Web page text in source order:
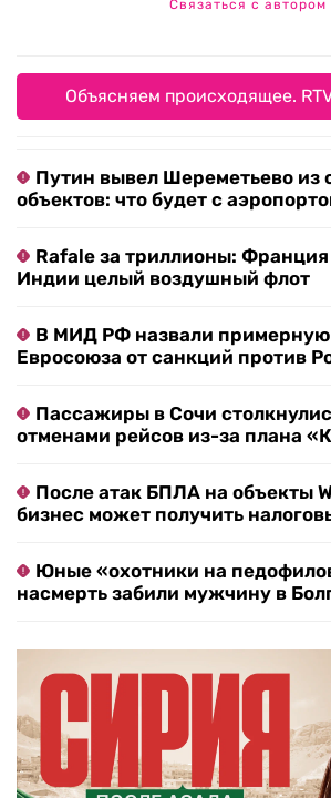
Связаться с автором
Объясняем происходящее.
Путин вывел Шереметьево из
объектов: что будет с
Rafale за триллионы: Франция
Индии целый воздушный флот
В МИД РФ назвали примерную
Евросоюза от санкций против
Пассажиры в Сочи
отменами рейсов из-за плана
После атак БПЛА на объекты
бизнес может получить
Юные «охотники на
насмерть забили мужчину в